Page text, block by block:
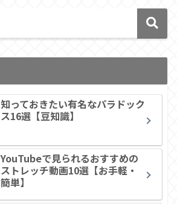
知っておきたい有名なパラドック
ス16選【豆知識】
YouTubeで見られるおすすめの
ストレッチ動画10選【お手軽・
簡単】